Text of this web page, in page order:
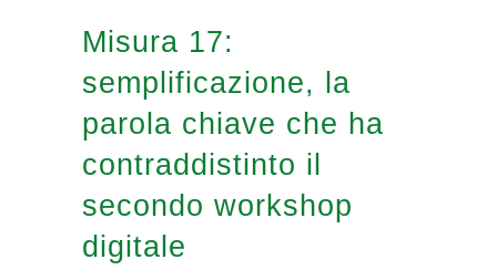
Misura 17:
semplificazione, la
parola chiave che ha
contraddistinto il
secondo workshop
digitale